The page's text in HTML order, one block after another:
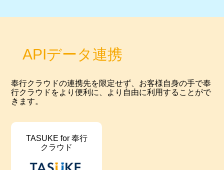
APIデータ連携
奉行クラウドの連携先を限定せず、お客様自身の手で奉
行クラウドをより便利に、より自由に利用することがで
きます。
TASUKE for 奉行
クラウド